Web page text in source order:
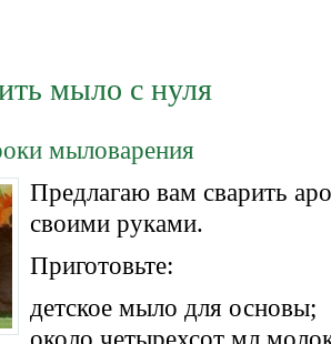
мыло с нуля
мыловарения
Предлагаю вам сварить
своими руками.
Приготовьте:
детское мыло для основы;
около четырехсот мл